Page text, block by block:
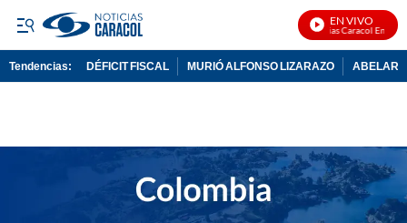
EN VIVO
Noticias Caracol En Vivo
Tendencias: DÉFICIT FISCAL MURIÓ ALFONSO LIZARAZO